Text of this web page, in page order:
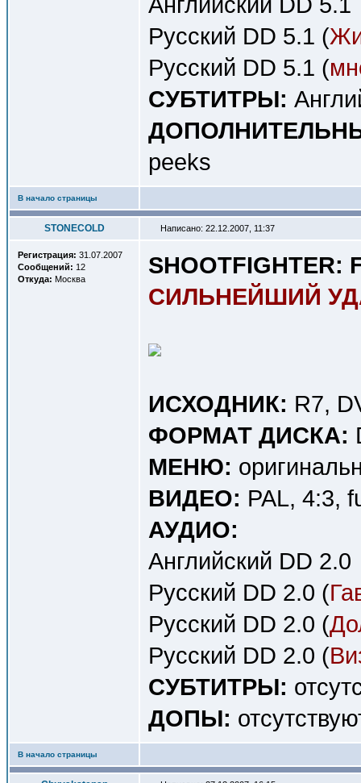
Русский DD 5.1 (
Русский DD 5.1 (
СУБТИТРЫ:
peeks
В начало страницы
STONECOLD Написано: 22.12.2007, 11:37
Регистрация: 31.07.2007
Сообщений: 12
Откуда: Москва
SHOOTFIGHTER:
СИЛЬНЕЙШИЙ
ИСХОДНИК: R7,
ФОРМАТ ДИСКА:
МЕНЮ:
ВИДЕО: PAL, 4:3,
АУДИО:
Английский DD 2.0
Русский DD 2.0 (
Русский DD 2.0 (
Русский DD 2.0 (
СУБТИТРЫ:
ДОПЫ:
В начало страницы